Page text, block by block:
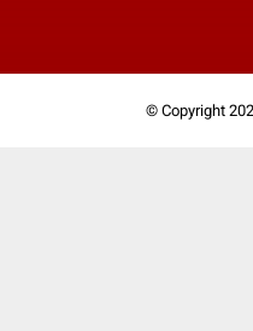
© Copyright